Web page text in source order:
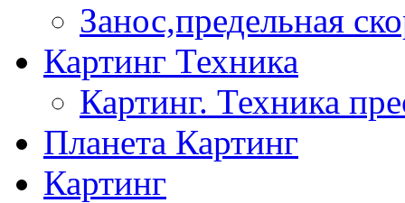
Занос,предельная
Картинг Техника
Картинг. Техника
Планета Картинг
Картинг